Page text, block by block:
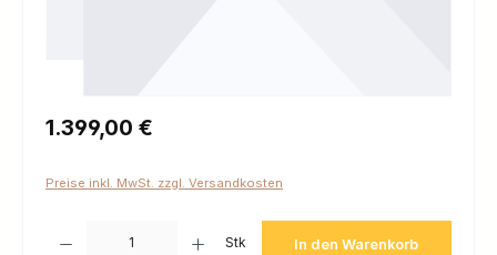
Regulärer Preis:
1.399,00 €
Preise inkl. MwSt. zzgl. Versandkosten
Stk In den Warenkorb